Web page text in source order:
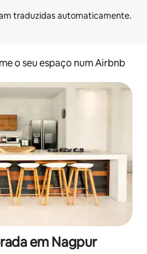
o seu espaço num Airbnb
em Nagpur